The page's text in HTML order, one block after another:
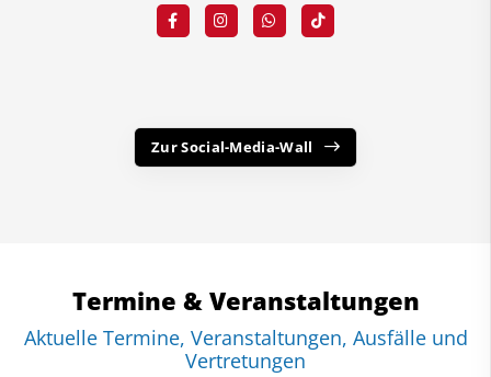
Zur Social-Media-Wall
Termine & Veranstaltungen
Aktuelle Termine, Veranstaltungen, Ausfälle und
Vertretungen